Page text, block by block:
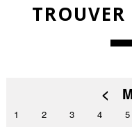
<
1 2 3 4 5